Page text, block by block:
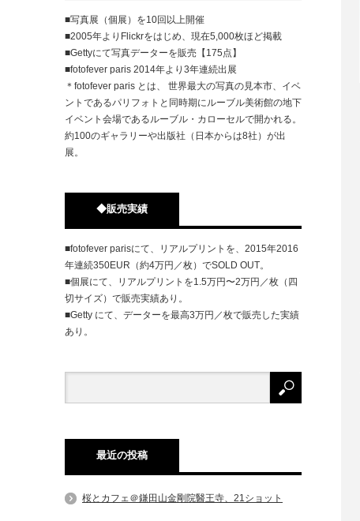
■写真展（個展）を10回以上開催
■2005年よりFlickrをはじめ、現在5,000枚ほど掲載
■Gettyにて写真データーを販売【175点】
■fotofever paris 2014年より3年連続出展
＊fotofever paris とは、 世界最大の写真の見本市、イベ
ントであるパリフォトと同時期にルーブル美術館の地下
イベント会場であるルーブル・カローセルで開かれる。
約100のギャラリーや出版社（日本からは8社）が出
展。
◆販売実績
■fotofever parisにて、リアルプリントを、2015年2016
年連続350EUR（約4万円／枚）でSOLD OUT。
■個展にて、リアルプリントを1.5万円〜2万円／枚（四
切サイズ）で販売実績あり。
■Getty にて、データーを最高3万円／枚で販売した実績
あり。
最近の投稿
桜とカフェ＠鎌田山金剛院醫王寺、21ショット